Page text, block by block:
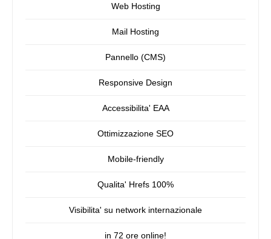
Web Hosting
Mail Hosting
Pannello (CMS)
Responsive Design
Accessibilita' EAA
Ottimizzazione SEO
Mobile-friendly
Qualita' Hrefs 100%
Visibilita' su network internazionale
in 72 ore online!